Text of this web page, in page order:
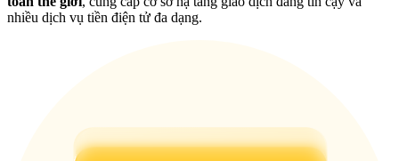
nhiều dịch vụ tiền điện tử đa dạng.